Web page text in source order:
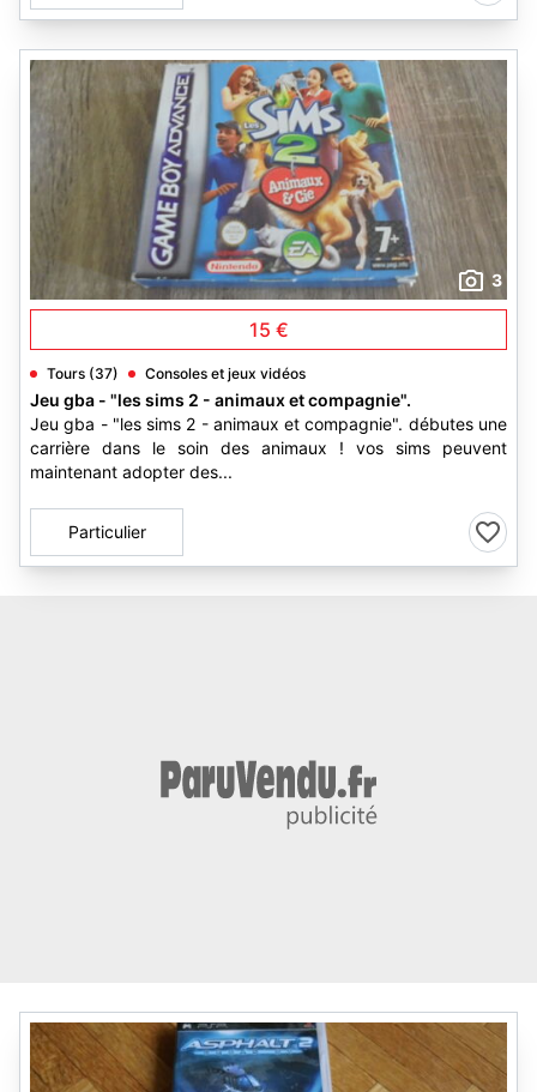
3
15 €
Tours (37) Consoles et jeux vidéos
Jeu gba - "les sims 2 - animaux et compagnie".
Jeu gba - "les sims 2 - animaux et compagnie". débutes une
carrière dans le soin des animaux ! vos sims peuvent
maintenant adopter des...
Particulier